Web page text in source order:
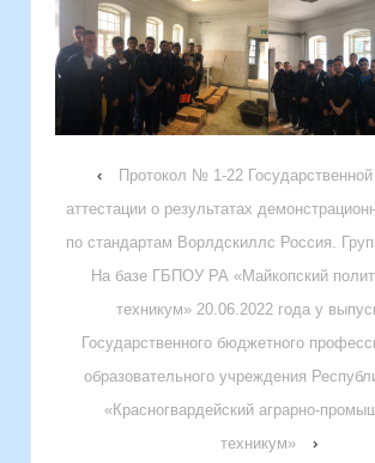
‹
Протокол № 1-22 Государственной
аттестации о результатах
по стандартам Ворлдскиллс Россия.
На базе ГБПОУ РА «Майкопский
техникум» 20.06.2022 года у
Государственного бюджетного
образовательного учреждения
«Красногвардейский аграрно-
техникум»
›